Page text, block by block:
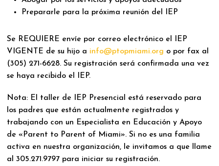
Prepararle para la próxima reunión del IEP
Se REQUIERE envíe por correo electrónico el IEP
VIGENTE de su hijo a info@ptopmiami.org o por fax al
(305) 271-6628. Su registración será confirmada una vez
se haya recibido el IEP.
Nota: El taller de IEP Presencial está reservado para
los padres que están actualmente registrados y
trabajando con un Especialista en Educación y Apoyo
de «Parent to Parent of Miami». Si no es una familia
activa en nuestra organización, le invitamos a que llame
al 305.271.9797 para iniciar su registración.